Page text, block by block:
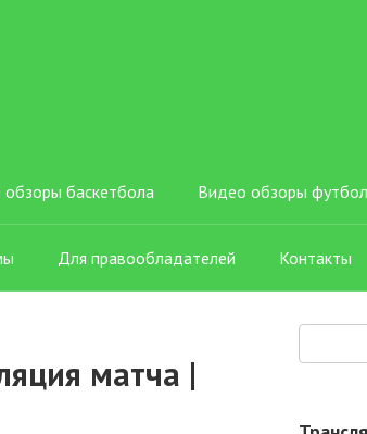
баскетбола Видео обзоры футбол
Для правообладателей Контакты
матча |